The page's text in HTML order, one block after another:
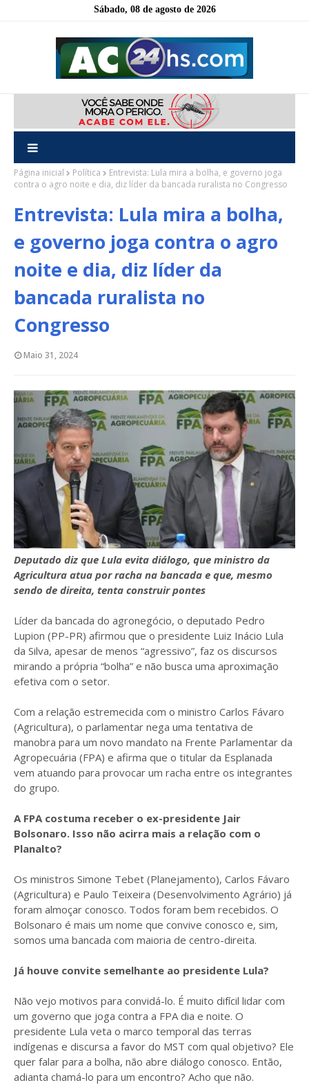
Sábado, 08 de agosto de 2026
Página inicial Política
Entrevista: Lula mira a bolha, e governo joga
contra o agro noite e dia, diz líder da bancada ruralista no Congresso
Entrevista: Lula mira a bolha,
e governo joga contra o agro
noite e dia, diz líder da
bancada ruralista no
Congresso
Maio 31, 2024
Deputado diz que Lula evita diálogo, que ministro da
Agricultura atua por racha na bancada e que, mesmo
sendo de direita, tenta construir pontes
Líder da bancada do agronegócio, o deputado Pedro
Lupion (PP-PR) afirmou que o presidente Luiz Inácio Lula
da Silva, apesar de menos “agressivo”, faz os discursos
mirando a própria “bolha” e não busca uma aproximação
efetiva com o setor.
Com a relação estremecida com o ministro Carlos Fávaro
(Agricultura), o parlamentar nega uma tentativa de
manobra para um novo mandato na Frente Parlamentar da
Agropecuária (FPA) e afirma que o titular da Esplanada
vem atuando para provocar um racha entre os integrantes
do grupo.
A FPA costuma receber o ex-presidente Jair
Bolsonaro. Isso não acirra mais a relação com o
Planalto?
Os ministros Simone Tebet (Planejamento), Carlos Fávaro
(Agricultura) e Paulo Teixeira (Desenvolvimento Agrário) já
foram almoçar conosco. Todos foram bem recebidos. O
Bolsonaro é mais um nome que convive conosco e, sim,
somos uma bancada com maioria de centro-direita.
Já houve convite semelhante ao presidente Lula?
Não vejo motivos para convidá-lo. É muito difícil lidar com
um governo que joga contra a FPA dia e noite. O
presidente Lula veta o marco temporal das terras
indígenas e discursa a favor do MST com qual objetivo? Ele
quer falar para a bolha, não abre diálogo conosco. Então,
adianta chamá-lo para um encontro? Acho que não.